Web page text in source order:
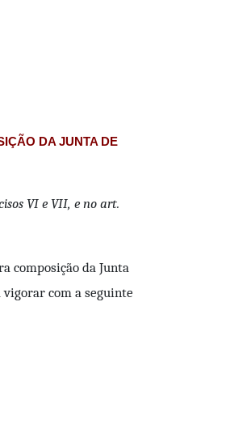
DA JUNTA DE
VI e VII, e no art.
composição da Junta
com a seguinte